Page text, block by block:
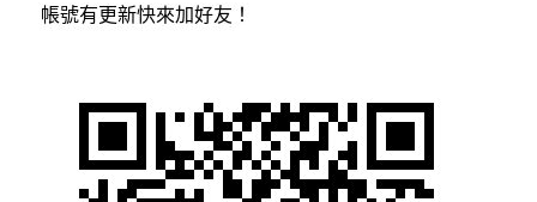
帳號有更新快來加好友！